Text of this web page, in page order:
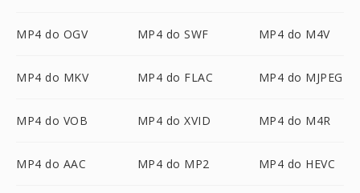
MP4 do OGV MP4 do SWF MP4 do M4V
MP4 do MKV MP4 do FLAC MP4 do MJPEG
MP4 do VOB MP4 do XVID MP4 do M4R
MP4 do AAC MP4 do MP2 MP4 do HEVC